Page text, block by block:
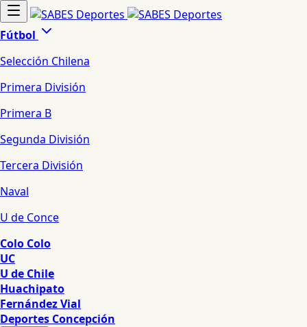
Fútbol
Selección Chilena
Primera División
Primera B
Segunda División
Tercera División
Naval
U de Conce
Colo Colo
UC
U de Chile
Huachipato
Fernández Vial
Deportes Concepción